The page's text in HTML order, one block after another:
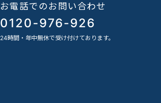
お電話でのお問い合わせ
0120-976-926
24時間・年中無休で受け付けております。